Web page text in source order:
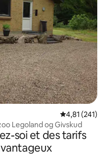
Évaluation
4,81 (241)
Legoland og Givskud
soi et des tarifs